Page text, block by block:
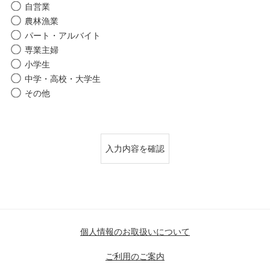
自営業
農林漁業
パート・アルバイト
専業主婦
小学生
中学・高校・大学生
その他
個人情報のお取扱いについて
ご利用のご案内